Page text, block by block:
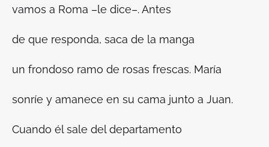
vamos a Roma –le dice–. Antes
de que responda, saca de la manga
un frondoso ramo de rosas frescas. María
sonríe y amanece en su cama junto a Juan.
Cuando él sale del departamento